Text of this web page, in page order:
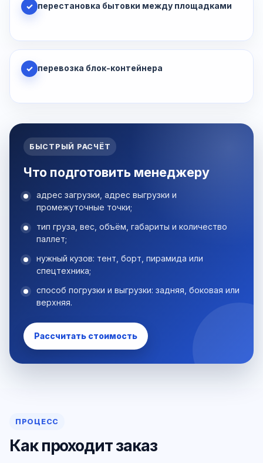
✓ перестановка бытовки между площадками
✓ перевозка блок-контейнера
БЫСТРЫЙ РАСЧЁТ
Что подготовить менеджеру
адрес загрузки, адрес выгрузки и
промежуточные точки;
тип груза, вес, объём, габариты и количество
паллет;
нужный кузов: тент, борт, пирамида или
спецтехника;
способ погрузки и выгрузки: задняя, боковая или
верхняя.
Рассчитать стоимость
ПРОЦЕСС
Как проходит заказ